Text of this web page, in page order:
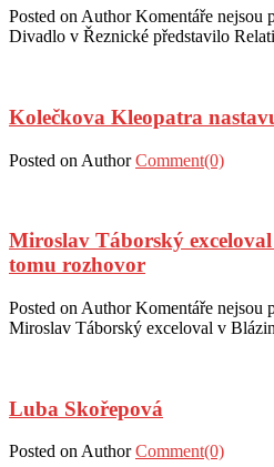
Posted on Author Komentáře nejsou
Divadlo v Řeznické představilo
Kolečkova Kleopatra
Posted on Author Comment(0)
Miroslav Táborský
tomu rozhovor
Posted on Author Komentáře nejsou
Miroslav Táborský exceloval v
Luba Skořepová
Posted on Author Comment(0)